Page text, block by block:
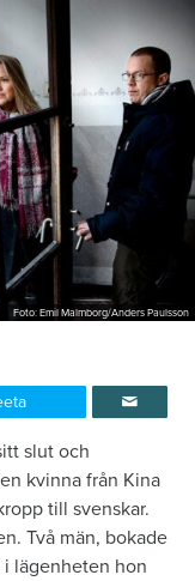
Foto: Emil Malmborg/Anders Paulsson
slut och
kvinna från Kina
till svenskar.
Två män, bokade
lägenheten hon